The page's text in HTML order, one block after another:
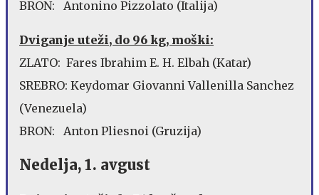
BRON: Antonino Pizzolato (Italija)
Dviganje uteži, do 96 kg, moški:
ZLATO: Fares Ibrahim E. H. Elbah (Katar)
SREBRO: Keydomar Giovanni Vallenilla Sanchez
(Venezuela)
BRON: Anton Pliesnoi (Gruzija)
Nedelja, 1. avgust